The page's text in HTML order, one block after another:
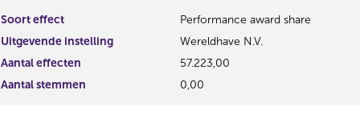
e
i
s
t
Soort effect
Performance award share
Uitgevende instelling
Wereldhave N.V.
Aantal effecten
57.223,00
Aantal stemmen
0,00